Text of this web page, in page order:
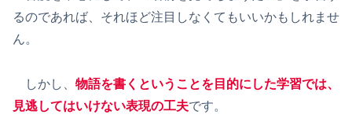
るのであれば、それほど注目しなくてもいいかもしれませ
ん。
しかし、 物語を書くということを目的にした学習では、
見逃してはいけない表現の工夫です。